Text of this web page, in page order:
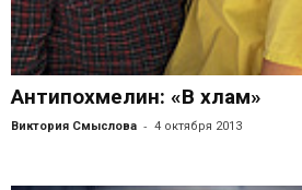
Антипохмелин: «В хлам»
Виктория Смыслова - 4 октября 2013